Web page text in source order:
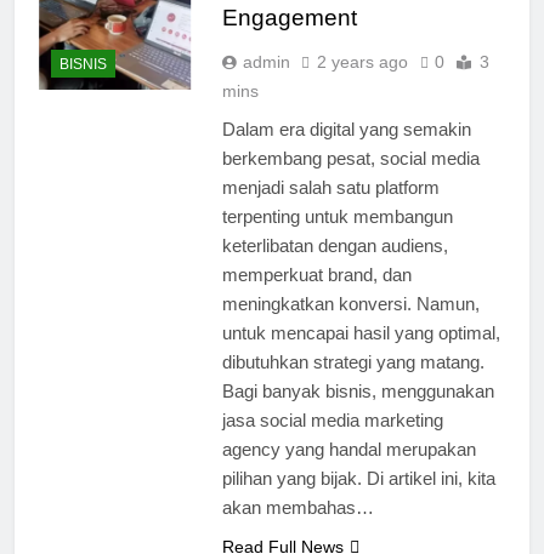
BISNIS
Engagement
admin 2 years ago 0
3
mins
Dalam era digital yang semakin
berkembang pesat, social media
menjadi salah satu platform
terpenting untuk membangun
keterlibatan dengan audiens,
memperkuat brand, dan
meningkatkan konversi. Namun,
untuk mencapai hasil yang optimal,
dibutuhkan strategi yang matang.
Bagi banyak bisnis, menggunakan
jasa social media marketing
agency yang handal merupakan
pilihan yang bijak. Di artikel ini, kita
akan membahas…
Read Full News